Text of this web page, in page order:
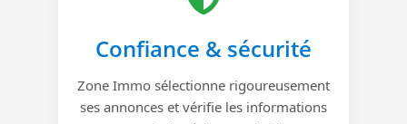
Confiance & sécurité
Zone Immo sélectionne rigoureusement
ses annonces et vérifie les informations